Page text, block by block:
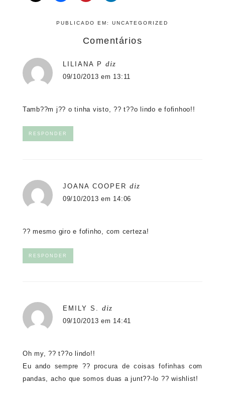
PUBLICADO EM:UNCATEGORIZED
Comentários
LILIANA P diz
09/10/2013 em 13:11
Tamb??m j?? o tinha visto, ?? t??o lindo e fofinhoo!!
RESPONDER
JOANA COOPER diz
09/10/2013 em 14:06
?? mesmo giro e fofinho, com certeza!
RESPONDER
EMILY S. diz
09/10/2013 em 14:41
Oh my, ?? t??o lindo!!
Eu ando sempre ?? procura de coisas fofinhas com
pandas, acho que somos duas a junt??-lo ?? wishlist!